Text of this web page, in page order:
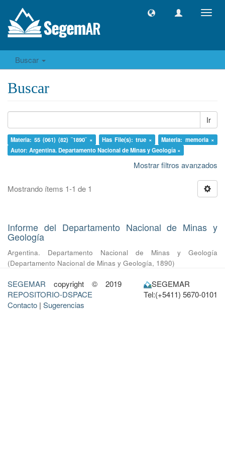
Buscar
Buscar
Ir
Materia: 55 (061) (82) ¨1890¨ × Has File(s): true ×
Materia: memoria ×
Autor: Argentina. Departamento Nacional de Minas y Geología ×
Mostrar filtros avanzados
Mostrando ítems 1-1 de 1
Informe del Departamento Nacional de Minas y
Geología
Argentina. Departamento Nacional de Minas y Geología
(Departamento Nacional de Minas y Geología, 1890)
SEGEMAR copyright © 2019
REPOSITORIO-DSPACE
Contacto | Sugerencias
SEGEMAR
Tel:(+5411) 5670-0101